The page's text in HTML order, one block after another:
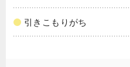
引きこもりがち